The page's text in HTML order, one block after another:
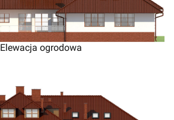
Elewacja ogrodowa